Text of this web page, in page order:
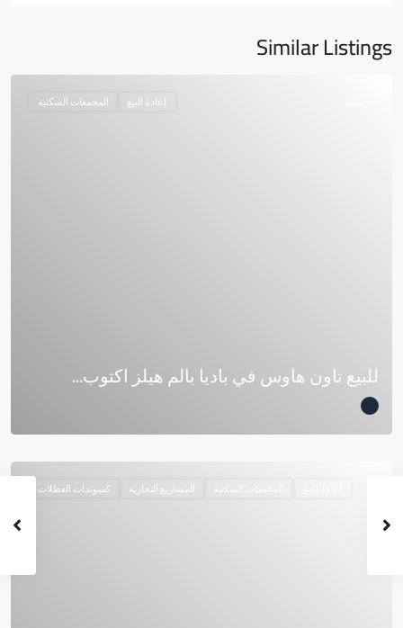
Similar Listings
إعادة البيع المجمعات السكنية
للبيع تاون هاوس في باديا بالم هيلز اكتوب...
المجمعات السكنية المشاريع التجارية كمبوندات العطلات